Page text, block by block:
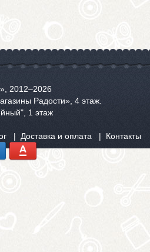
2012‒2026
Радости», 4 этаж.
1 этаж
Доставка и оплата Контакты